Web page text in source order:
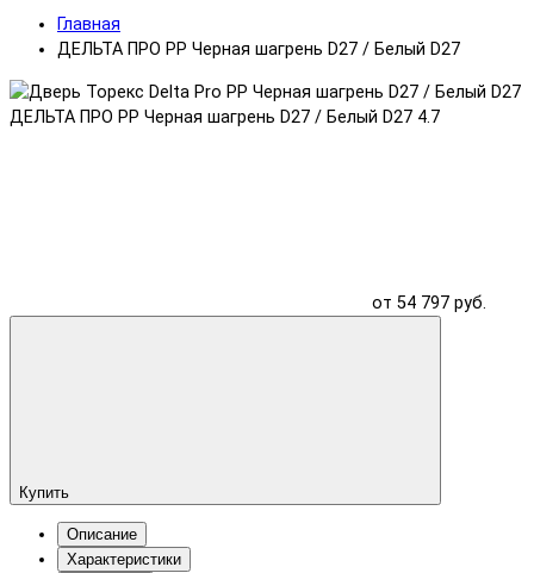
Главная
ДЕЛЬТА ПРО PP Черная шагрень D27 / Белый D27
ДЕЛЬТА ПРО PP Черная шагрень D27 / Белый D27 4.7
от 54 797 руб.
Купить
Описание
Характеристики